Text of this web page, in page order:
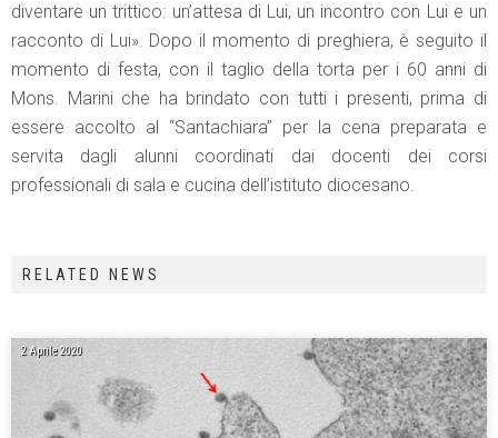
diventare un trittico: un’attesa di Lui, un incontro con Lui e un
racconto di Lui». Dopo il momento di preghiera, è seguito il
momento di festa, con il taglio della torta per i 60 anni di
Mons. Marini che ha brindato con tutti i presenti, prima di
essere accolto al “Santachiara” per la cena preparata e
servita dagli alunni coordinati dai docenti dei corsi
professionali di sala e cucina dell’istituto diocesano.
RELATED NEWS
2 Aprile 2020